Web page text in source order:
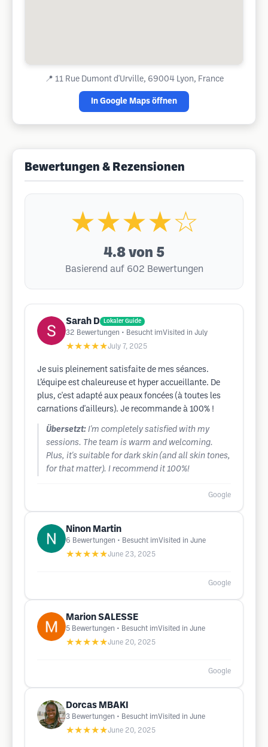
📍 11 Rue Dumont d'Urville, 69004 Lyon, France
In Google Maps öffnen
Bewertungen & Rezensionen
★★★★☆
4.8 von 5
Basierend auf 602 Bewertungen
Sarah D Lokaler Guide
32 Bewertungen • Besucht imVisited in July
★★★★★July 7, 2025
Je suis pleinement satisfaite de mes séances.
L’équipe est chaleureuse et hyper accueillante. De
plus, c'est adapté aux peaux foncées (à toutes les
carnations d'ailleurs). Je recommande à 100% !
Übersetzt: I'm completely satisfied with my
sessions. The team is warm and welcoming.
Plus, it's suitable for dark skin (and all skin tones,
for that matter). I recommend it 100%!
Google
Ninon Martin
6 Bewertungen • Besucht imVisited in June
★★★★★June 23, 2025
Google
Marion SALESSE
5 Bewertungen • Besucht imVisited in June
★★★★★June 20, 2025
Google
Dorcas MBAKI
3 Bewertungen • Besucht imVisited in June
★★★★★June 20, 2025